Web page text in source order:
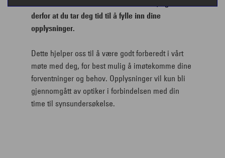
derfor at du tar deg tid til å fylle inn dine
opplysninger.
Dette hjelper oss til å være godt forberedt i vårt
møte med deg, for best mulig å imøtekomme dine
forventninger og behov. Opplysninger vil kun bli
gjennomgått av optiker i forbindelsen med din
time til synsundersøkelse.